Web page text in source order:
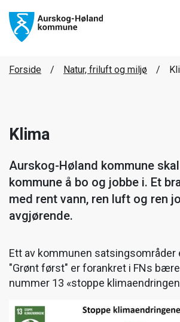
Forside Natur, friluft og miljø
Klima
Aurskog-Høland kommune
kommune å bo og jobbe i. Et
med rent vann, ren luft og ren
avgjørende.
Ett av kommunen satsingsområder
"Grønt først" er forankret i FNs
nummer 13 «stoppe